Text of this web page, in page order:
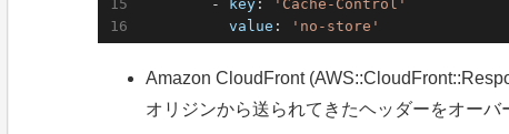
        -
key :
'Cache-Control'
value : 'no-store'
Amazon CloudFront
オリジンから送られてきたヘッダーをオーバ